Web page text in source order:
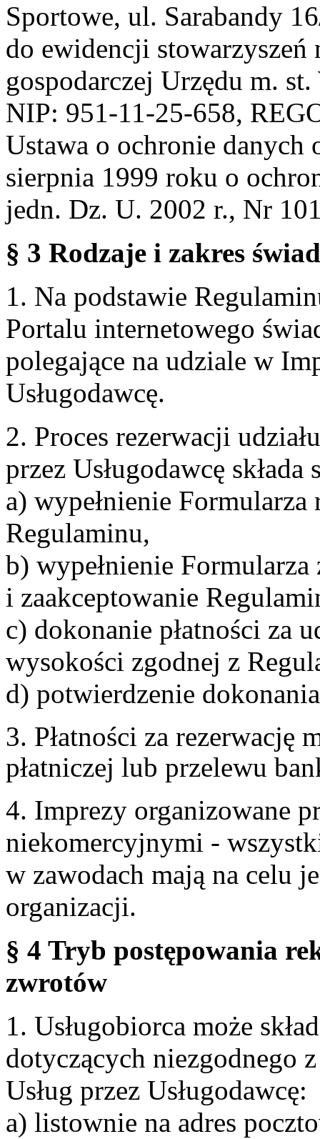
Sportowe, ul. Sarabandy
do ewidencji stowarzyszeń
gospodarczej Urzędu m.
NIP: 951-11-25-658,
Ustawa o ochronie danych
sierpnia 1999 roku o
jedn. Dz. U. 2002 r., Nr
§ 3 Rodzaje i zakres
1. Na podstawie
Portalu internetowego
polegające na udziale w
Usługodawcę.
2. Proces rezerwacji
przez Usługodawcę
a) wypełnienie
Regulaminu,
b) wypełnienie Formularza
i zaakceptowanie
c) dokonanie płatności za
wysokości zgodnej z
d) potwierdzenie
3. Płatności za rezerwację
płatniczej lub przelewu
4. Imprezy organizowane
niekomercyjnymi -
w zawodach mają na celu
organizacji.
§ 4 Tryb postępowania
zwrotów
1. Usługobiorca może
dotyczących niezgodnego
Usług przez Usługodawcę:
a) listownie na adres